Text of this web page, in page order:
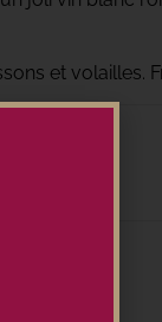
et volailles.